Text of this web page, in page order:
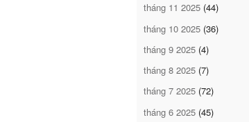
tháng 11 2025 (44)
tháng 10 2025 (36)
tháng 9 2025 (4)
tháng 8 2025 (7)
tháng 7 2025 (72)
tháng 6 2025 (45)